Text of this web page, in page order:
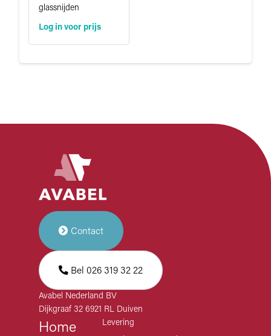
glassnijden
Log in voor prijs
Contact
Bel 026 319 32 22
Avabel Nederland BV
Dijkgraaf 32 6921 RL Duiven
Home
Levering